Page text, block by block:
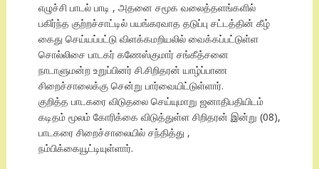
எழுச்சி பாடல் பாடி , அதனை சமூக வலைத்தளங்களில்
பகிர்ந்த குற்றச்சாட்டில் பயங்கரவாத தடுப்பு சட்டத்தின் கீழ்
கைது செய்யப்பட்டு விளக்கமறியலில் வைக்கப்பட்டுள்ள
சொல்லிசை பாடகர் கணேஸ்குமார் சங்கீத்சனை
நாடாளுமன்ற உறுப்பினர் சி.சிறிதரன் யாழ்ப்பாண
சிறைச்சாலைக்கு சென்று பார்வையிட்டுள்ளார்.
குறித்த பாடகரை விடுதலை செய்யுமாறு ஜனாதிபதியிடம்
கடிதம் மூலம் கோரிக்கை விடுத்துள்ள சிறிதரன் இன்று (08),
பாடகரை சிறைச்சாலையில் சந்தித்து ,
நம்பிக்கையூட்டியுள்ளார்.